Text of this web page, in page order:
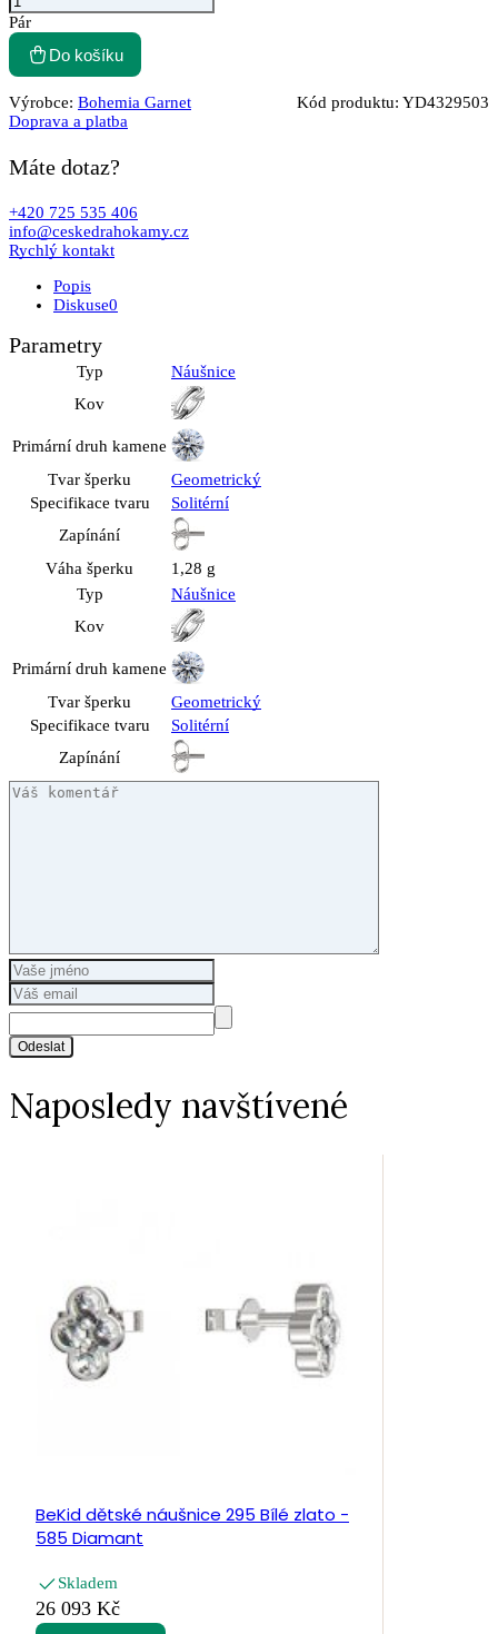
Pár
Do košíku
Výrobce: Bohemia Garnet Kód produktu: YD4329503
Doprava a platba
Máte dotaz?
+420 725 535 406
info@ceskedrahokamy.cz
Rychlý kontakt
Popis
Diskuse0
Parametry
Typ
Náušnice
Kov
Primární druh kamene
Tvar šperku
Geometrický
Specifikace tvaru
Solitérní
Zapínání
Váha šperku
1,28 g
Typ
Náušnice
Kov
Primární druh kamene
Tvar šperku
Geometrický
Specifikace tvaru
Solitérní
Zapínání
Odeslat
Naposledy navštívené
BeKid dětské náušnice 295 Bílé zlato -
585 Diamant
Skladem
26 093 Kč